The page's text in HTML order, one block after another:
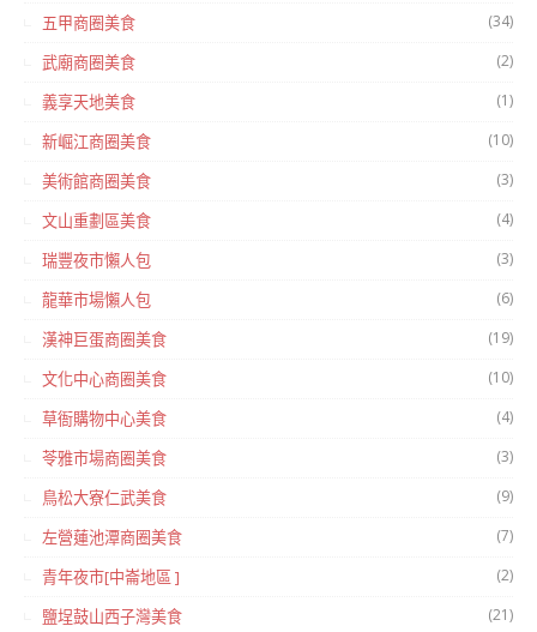
五甲商圈美食 (34)
武廟商圈美食 (2)
義享天地美食 (1)
新崛江商圈美食 (10)
美術館商圈美食 (3)
文山重劃區美食 (4)
瑞豐夜市懶人包 (3)
龍華市場懶人包 (6)
漢神巨蛋商圈美食 (19)
文化中心商圈美食 (10)
草衙購物中心美食 (4)
苓雅市場商圈美食 (3)
鳥松大寮仁武美食 (9)
左營蓮池潭商圈美食 (7)
青年夜市[中崙地區 ] (2)
鹽埕鼓山西子灣美食 (21)